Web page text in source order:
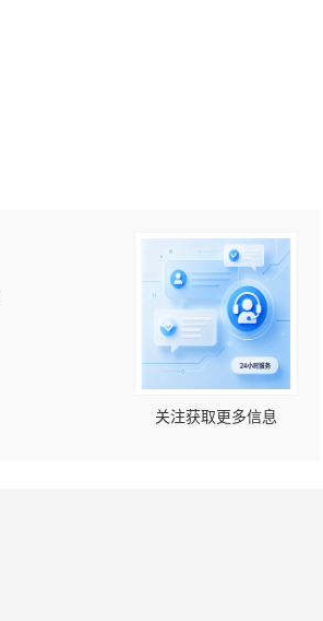
关注获取更多信息